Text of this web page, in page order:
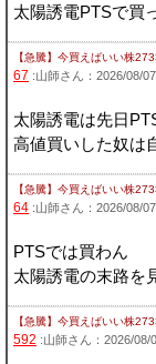
太陽誘電PTSで買
【急騰】今買えばいい株
67 :山師さん：2026/08/
太陽誘電は先日
高値買いした奴は
【急騰】今買えばいい株
64 :山師さん：2026/08/
PTSでは買わん
太陽誘電の末路を
【急騰】今買えばいい株
592 :山師さん：2026/08/